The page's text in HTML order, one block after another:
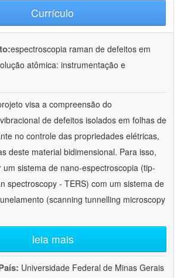
Currículo
espectroscopia raman de defeitos em
atômica: instrumentação e
visa a compreensão do
de defeitos isolados em folhas de
no controle das propriedades elétricas,
deste material bidimensional. Para isso,
sistema de nano-espectroscopia (tip-
spectroscopy - TERS) com um sistema de
(scanning tunnelling microscopy
leia mais
Universidade Federal de Minas Gerais